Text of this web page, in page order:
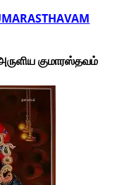
குமாரஸ்தவம்